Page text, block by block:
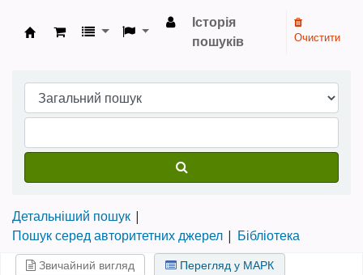
Бібліотека НТШ › Електронний каталог
Історія
пошуків
Очистити
Детальніший пошук
Пошук серед авторитетних джерел
Бібліотека
Звичайний вигляд
Перегляд у МАРК